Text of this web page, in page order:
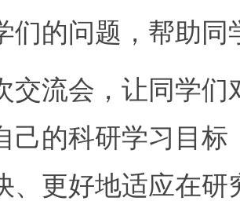
们的问题，帮助
流会，让同学们
己的科研学习目
、更好地适应在